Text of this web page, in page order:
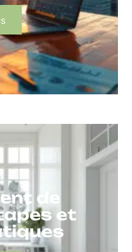
de
et